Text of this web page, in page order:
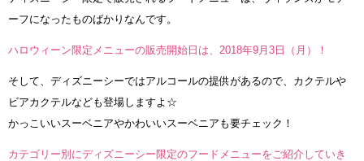
ーフになったものばかりなんです。
ハロウィーン限定メニューの販売開始日は、2018年9月3日（月）！
そして、ディズニーシーではアルコールの提供があるので、カクテルや
ビアカクテルなども登場しますよ☆
かっこいいスーベニアやかわいいスーベニアも要チェック！
カテゴリー別にディズニーシー限定のフードメニューをご紹介していき